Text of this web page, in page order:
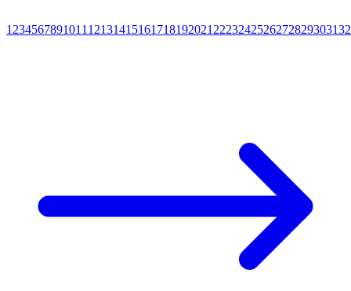
1 234567891011 12131415161718192021 2223242526272829303132